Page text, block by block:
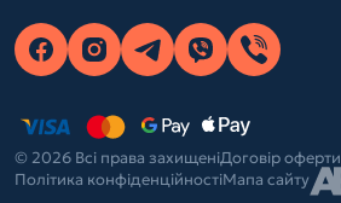
© 2026 Всі права захищеніДоговір оферти
Політика конфіденційностіМапа сайту